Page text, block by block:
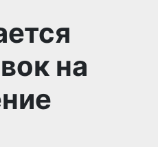
на